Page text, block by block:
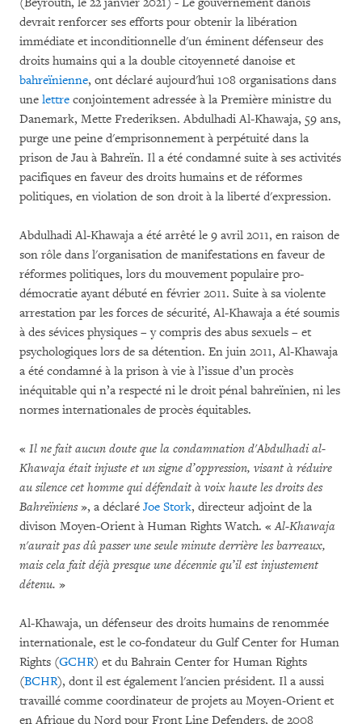
devrait renforcer ses efforts pour obtenir la libération
immédiate et inconditionnelle d'un éminent défenseur des
droits humains qui a la double citoyenneté danoise et
bahreïnienne, ont déclaré aujourd'hui 108 organisations dans
une lettre conjointement adressée à la Première ministre du
Danemark, Mette Frederiksen. Abdulhadi Al-Khawaja, 59 ans,
purge une peine d'emprisonnement à perpétuité dans la
prison de Jau à Bahreïn. Il a été condamné suite à ses activités
pacifiques en faveur des droits humains et de réformes
politiques, en violation de son droit à la liberté d'expression.
Abdulhadi Al-Khawaja a été arrêté le 9 avril 2011, en raison de
son rôle dans l'organisation de manifestations en faveur de
réformes politiques, lors du mouvement populaire pro-
démocratie ayant débuté en février 2011. Suite à sa violente
arrestation par les forces de sécurité, Al-Khawaja a été soumis
à des sévices physiques – y compris des abus sexuels – et
psychologiques lors de sa détention. En juin 2011, Al-Khawaja
a été condamné à la prison à vie à l’issue d’un procès
inéquitable qui n’a respecté ni le droit pénal bahreïnien, ni les
normes internationales de procès équitables.
« Il ne fait aucun doute que la condamnation d'Abdulhadi al-
Khawaja était injuste et un signe d’oppression, visant à réduire
au silence cet homme qui défendait à voix haute les droits des
Bahreïniens», a déclaré Joe Stork, directeur adjoint de la
divison Moyen-Orient à Human Rights Watch. «Al-Khawaja
n'aurait pas dû passer une seule minute derrière les barreaux,
mais cela fait déjà presque une décennie qu’il est injustement
détenu. »
Al-Khawaja, un défenseur des droits humains de renommée
internationale, est le co-fondateur du Gulf Center for Human
Rights (GCHR) et du Bahrain Center for Human Rights
(BCHR), dont il est également l'ancien président. Il a aussi
travaillé comme coordinateur de projets au Moyen-Orient et
en Afrique du Nord pour Front Line Defenders, de 2008